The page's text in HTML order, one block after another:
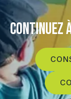
CONTINUEZ